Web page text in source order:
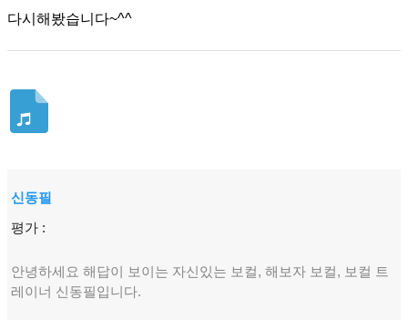
다시해봤습니다~^^
신동필
평가 :
안녕하세요 해답이 보이는 자신있는 보컬, 해보자 보컬, 보컬 트
레이너 신동필입니다.